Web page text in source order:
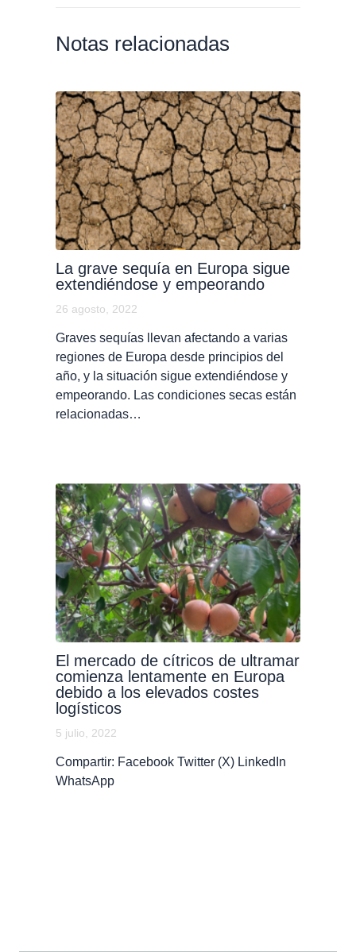
Notas relacionadas
La grave sequía en Europa sigue
extendiéndose y empeorando
26 agosto, 2022
Graves sequías llevan afectando a varias
regiones de Europa desde principios del
año, y la situación sigue extendiéndose y
empeorando. Las condiciones secas están
relacionadas…
El mercado de cítricos de ultramar
comienza lentamente en Europa
debido a los elevados costes
logísticos
5 julio, 2022
Compartir: Facebook Twitter (X) LinkedIn
WhatsApp